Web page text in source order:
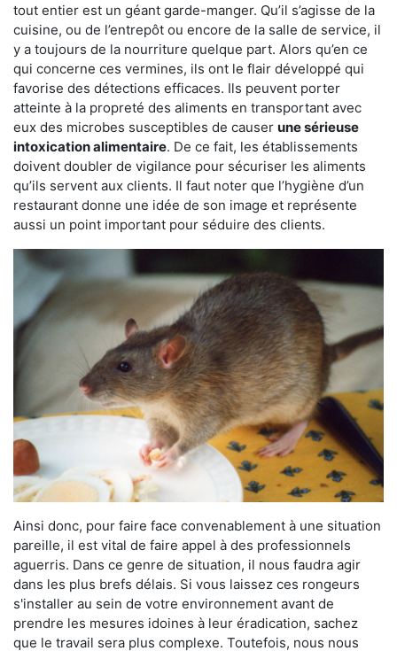
tout entier est un géant garde-manger. Qu’il s’agisse de la
cuisine, ou de l’entrepôt ou encore de la salle de service, il
y a toujours de la nourriture quelque part. Alors qu’en ce
qui concerne ces vermines, ils ont le flair développé qui
favorise des détections efficaces. Ils peuvent porter
atteinte à la propreté des aliments en transportant avec
eux des microbes susceptibles de causer une sérieuse
intoxication alimentaire. De ce fait, les établissements
doivent doubler de vigilance pour sécuriser les aliments
qu’ils servent aux clients. Il faut noter que l’hygiène d’un
restaurant donne une idée de son image et représente
aussi un point important pour séduire des clients.
Ainsi donc, pour faire face convenablement à une situation
pareille, il est vital de faire appel à des professionnels
aguerris. Dans ce genre de situation, il nous faudra agir
dans les plus brefs délais. Si vous laissez ces rongeurs
s'installer au sein de votre environnement avant de
prendre les mesures idoines à leur éradication, sachez
que le travail sera plus complexe. Toutefois, nous nous